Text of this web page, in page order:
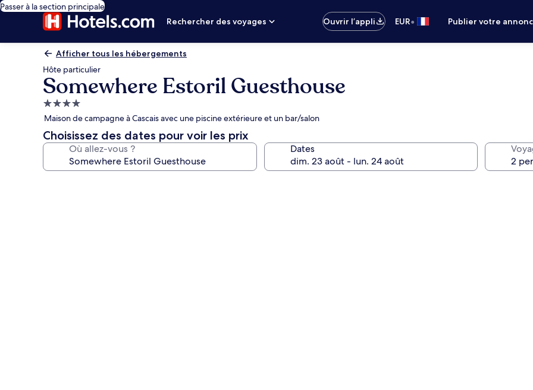
Passer à la section principale
Rechercher des voyages
Ouvrir l’appli EUR• Publier votre
Afficher tous les hébergements
Hôte particulier
Somewhere Estoril Guesthouse
Hébergement
4.0 étoiles
Maison de campagne à Cascais avec une piscine extérieure et un bar/salon
Choisissez des dates pour voir les prix
Où allez-vous ? Dates